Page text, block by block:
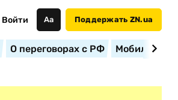
Войти Аа Поддержать ZN.ua
О переговорах с РФ